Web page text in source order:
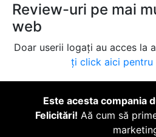
Review-uri pe mai
web
Doar userii logați au acces la
ți click aici pentru
Este acesta compania
Felicitări! Aă cum să